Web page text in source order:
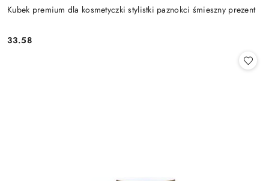
Kubek premium dla kosmetyczki stylistki paznokci śmieszny prezent
Cena:
33.58